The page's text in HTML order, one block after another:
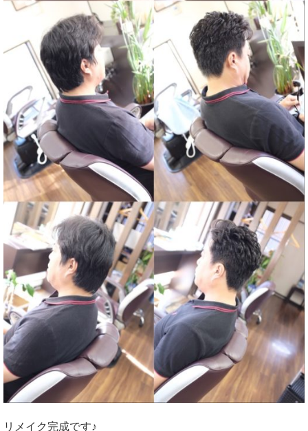
リメイク完成です♪